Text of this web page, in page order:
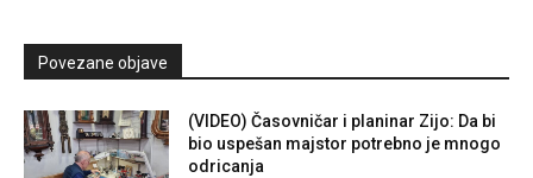
Povezane objave
(VIDEO) Časovničar i planinar Zijo: Da bi
bio uspešan majstor potrebno je mnogo
odricanja